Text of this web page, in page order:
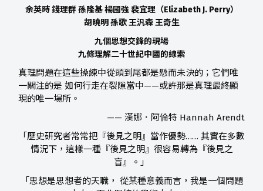
余英時 錢理群 孫隆基 楊國強 裴宜理（Elizabeth J. Perry）
胡曉明 孫歌 王汎森 王奇生
九個思想交鋒的現場
九條理解二十世紀中國的線索
真理問題在這些操練中從頭到尾都是懸而未決的；它們唯
一關注的是 如何行走在裂隙當中——或許那是真理最終顯
現的唯一場所。
—— 漢娜．阿倫特 Hannah Arendt
「歷史研究者常常把『後見之明』當作優勢…… 其實在多數
情況下，這樣一種『後見之明』很容易轉為『後見之
盲』。」
「思想是思想者的天職， 從某種意義而言，我是一個問題